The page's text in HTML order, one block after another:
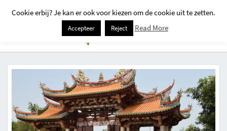
Cookie erbij? Je kan er ook voor kiezen om de cookie uit te zetten.
Accepteer Reject Read More